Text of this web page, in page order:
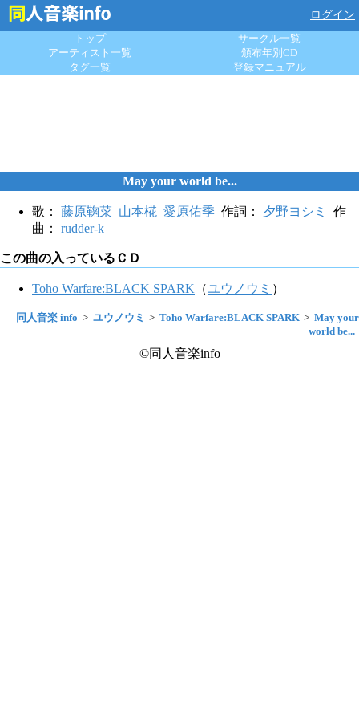
ログイン
トップ
サークル一覧
アーティスト一覧
頒布年別CD
タグ一覧
登録マニュアル
May your world be...
歌： 藤原鞠菜 山本椛 愛原佑季 作詞： 夕野ヨシミ
作
曲： rudder-k
この曲の入っているＣＤ
Toho Warfare:BLACK SPARK （ユウノウミ ）
同人音楽 info ユウノウミ Toho Warfare:BLACK SPARK
May your
world be...
©同人音楽info